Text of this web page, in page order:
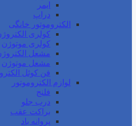
ایمر
دراپ
الکتروموتور خانگی
کولری
کولری موتوژن
مشعل
مشعل موتوژن
فن کوئل
لوازم الکتروموتور
فلنج
درب جلو
براکت عقب
پروانه باد